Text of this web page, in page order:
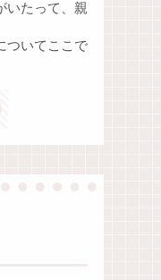
いたって、親
ついてここで